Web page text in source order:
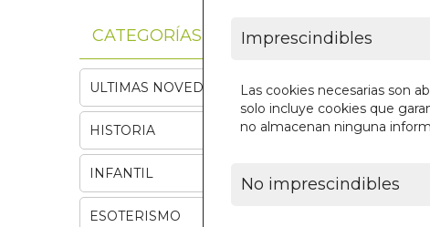
Imprescindibles
Las cookies necesarias son
solo incluye cookies que
no almacenan ninguna
No imprescindibles
CATEGORÍAS
ULTIMAS NOVEDADES
HISTORIA
INFANTIL
ESOTERISMO